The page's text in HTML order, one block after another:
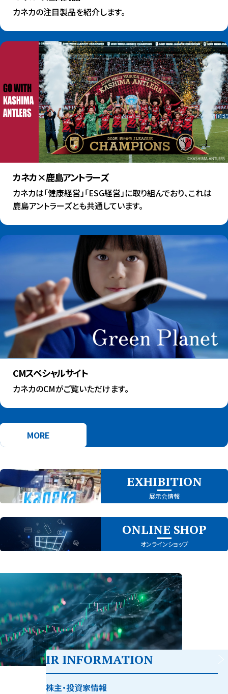
カネカの注目製品を紹介します。
カネカ×⿅島アントラーズ
カネカは「健康経営」「ESG経営」に取り組んでおり、これは
⿅島アントラーズとも共通しています。
CMスペシャルサイト
カネカのCMがご覧いただけます。
MORE
EXHIBITION
展示会情報
ONLINE SHOP
オンラインショップ
IR INFORMATION
株主・投資家情報